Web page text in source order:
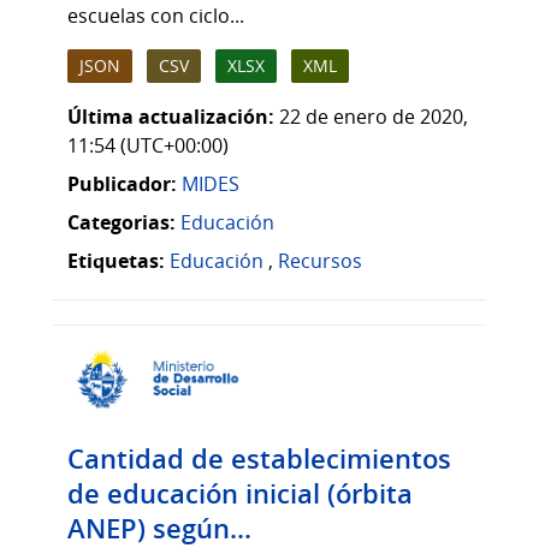
escuelas con ciclo...
JSON CSV XLSX XML
Última actualización: 22 de enero de 2020,
11:54 (UTC+00:00)
Publicador: MIDES
Categorias: Educación
Etiquetas: Educación , Recursos
Cantidad de establecimientos
de educación inicial (órbita
ANEP) según...